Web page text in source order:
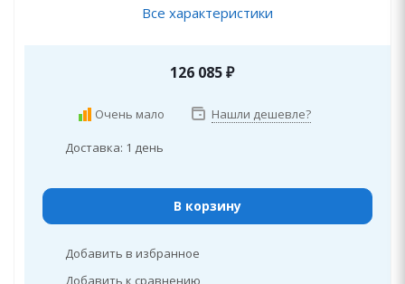
Все характеристики
126 085₽
Очень мало Нашли дешевле?
Доставка: 1 день
В корзину
Добавить в избранное
Добавить к сравнению